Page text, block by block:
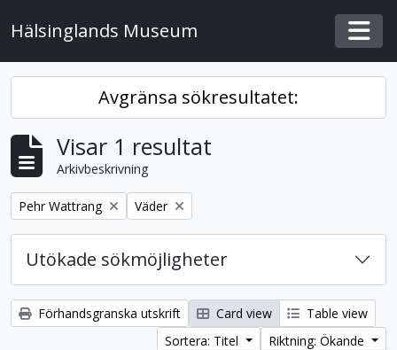
Hälsinglands Museum
Avgränsa sökresultatet:
Visar 1 resultat
Arkivbeskrivning
Remove filter:
Pehr Wattrang Remove filter:
Väder
Utökade sökmöjligheter
Förhandsgranska utskrift Card view
Table view
Sortera: Titel
Riktning: Ökande